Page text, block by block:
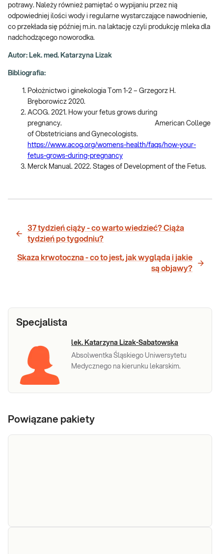
potrawy. Należy również pamiętać o wypijaniu przez nią
odpowiedniej ilości wody i regularne wystarczające nawodnienie,
co przekłada się później m.in. na laktację czyli produkcję mleka dla
nadchodzącego noworodka.
Autor: Lek. med. Katarzyna Lizak
Bibliografia:
Położnictwo i ginekologia Tom 1-2 – Grzegorz H.
Bręborowicz 2020.
ACOG. 2021. How your fetus grows during
pregnancy. American College
of Obstetricians and Gynecologists.
https://www.acog.org/womens-health/faqs/how-your-
fetus-grows-during-pregnancy
Merck Manual. 2022. Stages of Development of the Fetus.
37 tydzień ciąży - co warto wiedzieć? Ciąża
tydzień po tygodniu?
Skaza krwotoczna - co to jest, jak wygląda i jakie
są objawy?
Specjalista
lek. Katarzyna Lizak-Sabatowska
Absolwentka Śląskiego Uniwersytetu
Medycznego na kierunku lekarskim.
Powiązane pakiety